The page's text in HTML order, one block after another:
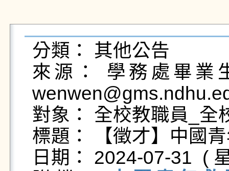
分類： 其他公告
來源： 學務處畢業
對象： 全校教職員_全
標題： 【徵才】中國
日期： 2024-07-31  (